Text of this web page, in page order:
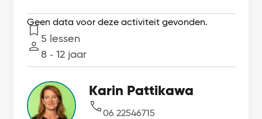
Geen data voor deze activiteit gevonden.
Lessen
5 lessen
Leeftijd
8 ‐ 12 jaar
Karin Pattikawa
06 22546715